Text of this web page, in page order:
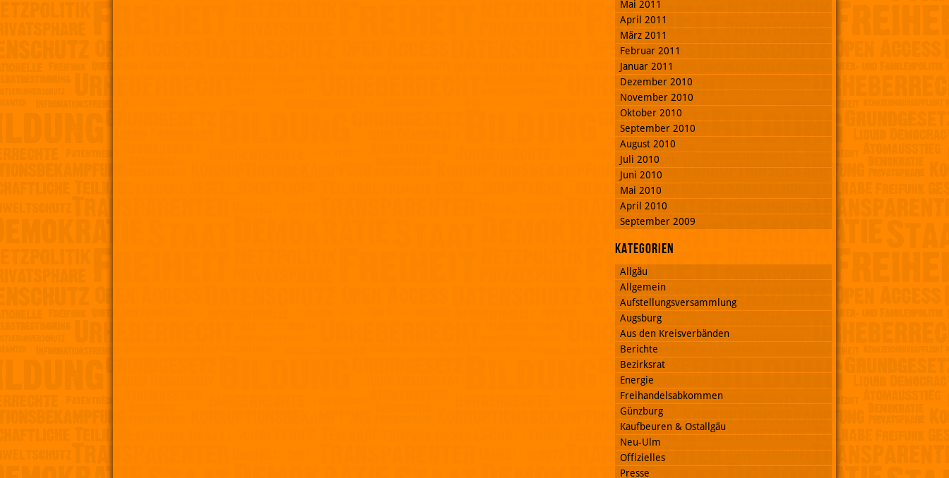
Mai 2011
April 2011
März 2011
Februar 2011
Januar 2011
Dezember 2010
November 2010
Oktober 2010
September 2010
August 2010
Juli 2010
Juni 2010
Mai 2010
April 2010
September 2009
Kategorien
Allgäu
Allgemein
Aufstellungsversammlung
Augsburg
Aus den Kreisverbänden
Berichte
Bezirksrat
Energie
Freihandelsabkommen
Günzburg
Kaufbeuren & Ostallgäu
Neu-Ulm
Offizielles
Presse